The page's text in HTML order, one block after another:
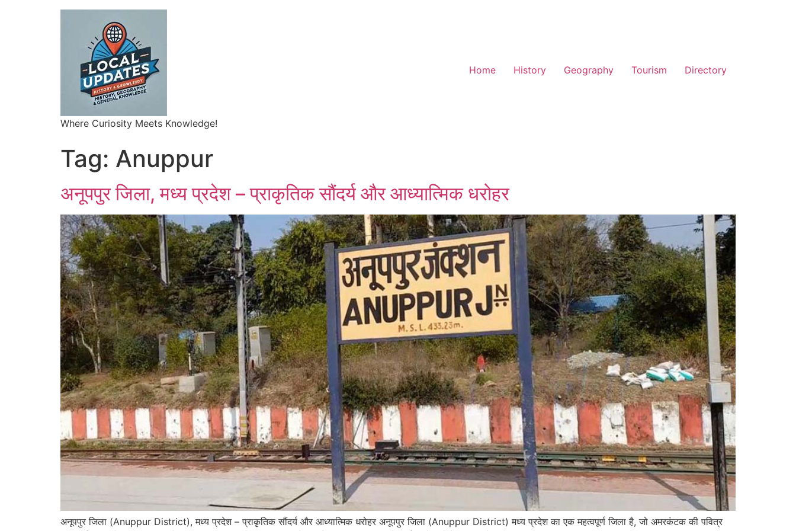
Where Curiosity Meets Knowledge!
Home History Geography Tourism Directory
Tag: Anuppur
अनूपपुर जिला, मध्य प्रदेश – प्राकृतिक सौंदर्य और आध्यात्मिक धरोहर
अनूपपुर जिला (Anuppur District), मध्य प्रदेश – प्राकृतिक सौंदर्य और आध्यात्मिक धरोहर अनूपपुर जिला (Anuppur District) मध्य प्रदेश का एक महत्वपूर्ण जिला है, जो अमरकंटक की पवित्र